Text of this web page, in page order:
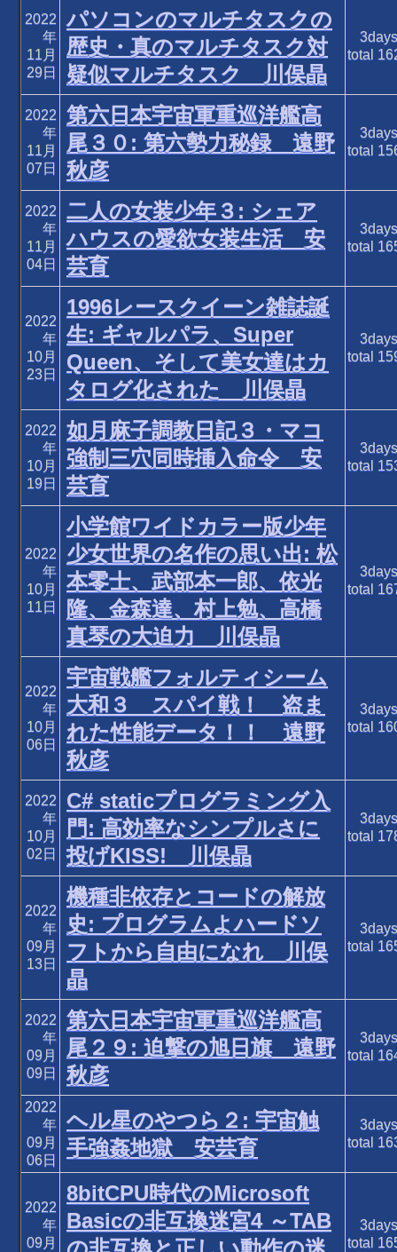
2022
年
11月
29日
パソコンのマルチタスクの
歴史・真のマルチタスク対
疑似マルチタスク 川俣晶
total
2022
年
11月
07日
第六日本宇宙軍重巡洋艦高
尾３０: 第六勢力秘録 遠野
秋彦
total
2022
年
11月
04日
二人の女装少年３: シェア
ハウスの愛欲女装生活 安
芸育
total
2022
年
10月
23日
1996レースクイーン雑誌誕
生: ギャルパラ、Super
Queen、そして美女達はカ
タログ化された 川俣晶
total
2022
年
10月
19日
如月麻子調教日記３・マコ
強制三穴同時挿入命令 安
芸育
total
2022
年
10月
11日
小学館ワイドカラー版少年
少女世界の名作の思い出: 松
本零士、武部本一郎、依光
隆、金森達、村上勉、高橋
真琴の大迫力 川俣晶
total
2022
年
10月
06日
宇宙戦艦フォルティシーム
大和３ スパイ戦！ 盗ま
れた性能データ！！ 遠野
秋彦
total
2022
年
10月
02日
C# staticプログラミング入
門: 高効率なシンプルさに
投げKISS! 川俣晶
total
2022
年
09月
13日
機種非依存とコードの解放
史: プログラムよハードソ
フトから自由になれ 川俣
晶
total
2022
年
09月
09日
第六日本宇宙軍重巡洋艦高
尾２９: 迫撃の旭日旗 遠野
秋彦
total
2022
年
09月
06日
ヘル星のやつら２: 宇宙触
手強姦地獄 安芸育
total
2022
年
09月
8bitCPU時代のMicrosoft
Basicの非互換迷宮4 ～TAB
total